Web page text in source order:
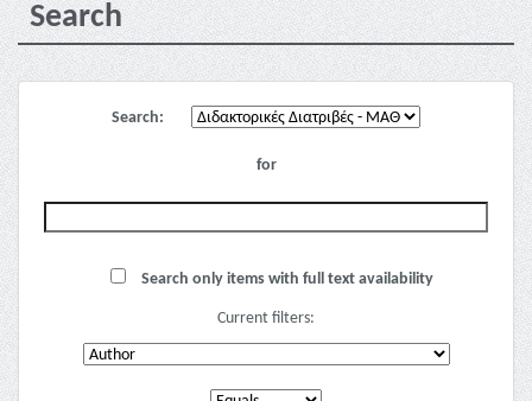
Search
Search:
for
Search only items with full text availability
Current filters: